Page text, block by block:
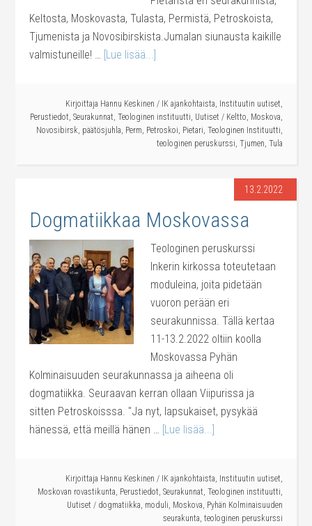
Keltosta, Moskovasta, Tulasta, Permistä, Petroskoista,
Tjumenista ja Novosibirskista.Jumalan siunausta kaikille
valmistuneille! … [Lue lisää...]
Kirjoittaja Hannu Keskinen / IK ajankohtaista, Instituutin uutiset,
Perustiedot, Seurakunnat, Teologinen instituutti, Uutiset / Keltto, Moskova,
Novosibirsk, päätösjuhla, Perm, Petroskoi, Pietari, Teologinen Instituutti,
teologinen peruskurssi, Tjumen, Tula
13.2.2022
Dogmatiikkaa Moskovassa
Teologinen peruskurssi
Inkerin kirkossa toteutetaan
moduleina, joita pidetään
vuoron perään eri
seurakunnissa. Tällä kertaa
11-13.2.2022 oltiin koolla
Moskovassa Pyhän
Kolminaisuuden seurakunnassa ja aiheena oli
dogmatiikka. Seuraavan kerran ollaan Viipurissa ja
sitten Petroskoisssa. "Ja nyt, lapsukaiset, pysykää
hänessä, että meillä hänen … [Lue lisää...]
Kirjoittaja Hannu Keskinen / IK ajankohtaista, Instituutin uutiset,
Moskovan rovastikunta, Perustiedot, Seurakunnat, Teologinen instituutti,
Uutiset / dogmatiikka, moduli, Moskova, Pyhän Kolminaisuuden
seurakunta, teologinen peruskurssi